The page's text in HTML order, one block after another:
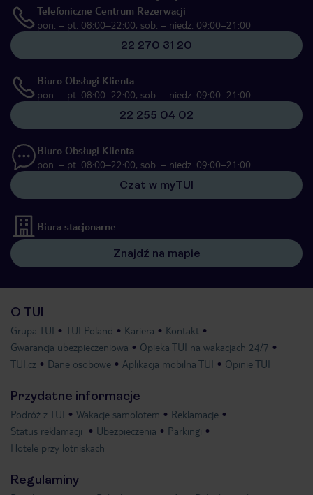
Telefoniczne Centrum Rezerwacji
pon. – pt. 08:00–22:00, sob. – niedz. 09:00–21:00
22 270 31 20
Biuro Obsługi Klienta
pon. – pt. 08:00–22:00, sob. – niedz. 09:00–21:00
22 255 04 02
Biuro Obsługi Klienta
pon. – pt. 08:00–22:00, sob. – niedz. 09:00–21:00
Czat w myTUI
Biura stacjonarne
Znajdź na mapie
O TUI
Grupa TUI TUI Poland Kariera
Kontakt
Gwarancja ubezpieczeniowa
Opieka TUI na wakacjach 24/7
TUI.cz
Dane osobowe Aplikacja mobilna TUI Opinie TUI
Przydatne informacje
Podróż z TUI Wakacje samolotem
Reklamacje
Status reklamacji
Ubezpieczenia
Parkingi
Hotele przy lotniskach
Regulaminy